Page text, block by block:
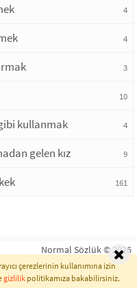
4
4
3
10
kullanmak 4
gelen kız 9
161
Normal Sözlük © 2026
çerezlerinin kullanımına izin
gizlilikpolitikamıza bakabilirsiniz.